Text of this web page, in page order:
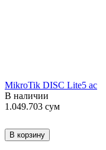
MikroTik DISC Lite5 ac
В наличии
1.049.703 сум
В корзину